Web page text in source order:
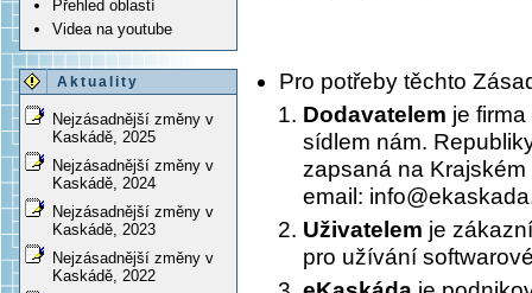
Přehled oblastí
Videa na youtube
Aktuality
Nejzásadnější změny v
Kaskádě, 2025
Nejzásadnější změny v
Kaskádě, 2024
Nejzásadnější změny v
Kaskádě, 2023
Nejzásadnější změny v
Kaskádě, 2022
Pro potřeby těchto
Dodavatelem je
sídlem nám.
zapsaná na
email:
Uživatelem je
pro užívání